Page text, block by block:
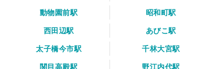
動物園前駅
昭和町駅
西田辺駅
あびこ駅
太子橋今市駅
千林大宮駅
関目高殿駅
野江内代駅